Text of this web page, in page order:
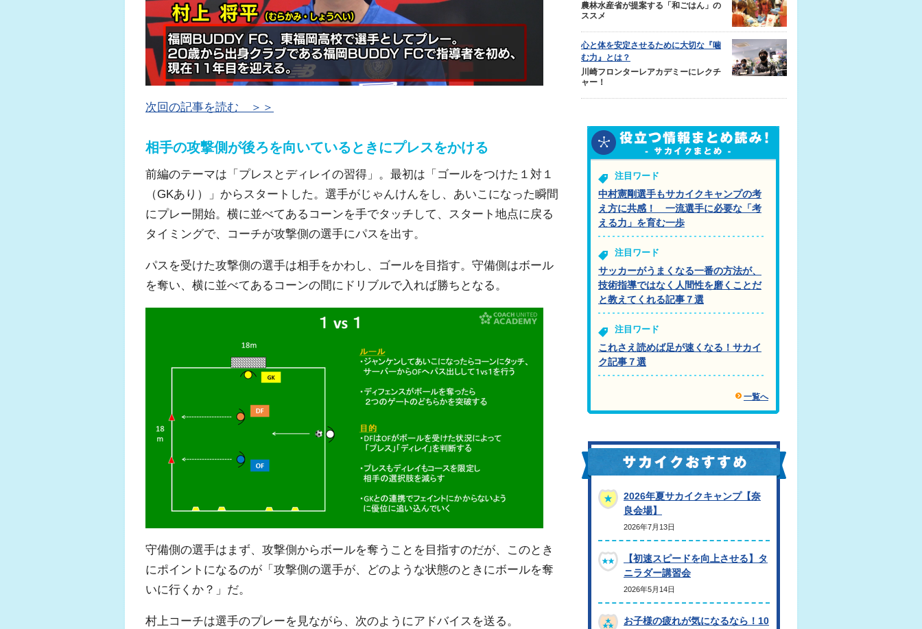
次回の記事を読む ＞＞
相手の攻撃側が後ろを向いているときにプレスをかける
前編のテーマは「プレスとディレイの習得」。最初は「ゴールをつけた１対１
（GKあり）」からスタートした。選手がじゃんけんをし、あいこになった瞬間
にプレー開始。横に並べてあるコーンを手でタッチして、スタート地点に戻る
タイミングで、コーチが攻撃側の選手にパスを出す。
パスを受けた攻撃側の選手は相手をかわし、ゴールを目指す。守備側はボール
を奪い、横に並べてあるコーンの間にドリブルで入れば勝ちとなる。
守備側の選手はまず、攻撃側からボールを奪うことを目指すのだが、このとき
にポイントになるのが「攻撃側の選手が、どのような状態のときにボールを奪
いに行くか？」だ。
村上コーチは選手のプレーを見ながら、次のようにアドバイスを送る。
農林水産省が提案する「和ごはん」の
ススメ
心と体を安定させるために大切な『噛
む力』とは？
川崎フロンターレアカデミーにレクチ
ャー！
注目ワード
中村憲剛選手もサカイクキャンプの考
え方に共感！ 一流選手に必要な「考
える力」を育む一歩
注目ワード
サッカーがうまくなる一番の方法が、
技術指導ではなく人間性を磨くことだ
と教えてくれる記事７選
注目ワード
これさえ読めば足が速くなる！サカイ
ク記事７選
一覧へ
2026年夏サカイクキャンプ【奈
良会場】
2026年7月13日
【初速スピードを向上させる】タ
ニラダー講習会
2026年5月14日
お子様の疲れが気になるなら！10